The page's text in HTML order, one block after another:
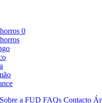
0
Sobre a FUD FAQs Contacto